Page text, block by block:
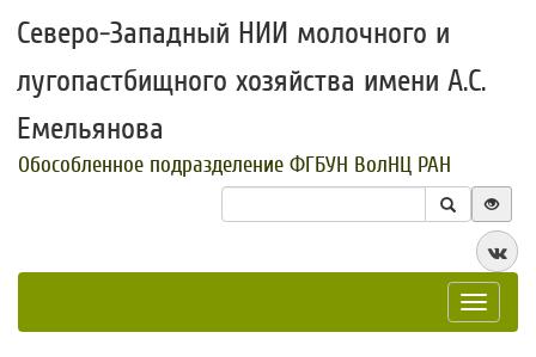
Северо-Западный НИИ молочного и
лугопастбищного хозяйства имени А.С.
Емельянова
Обособленное подразделение ФГБУН ВолНЦ РАН
Toggle